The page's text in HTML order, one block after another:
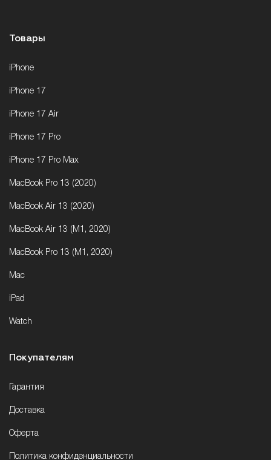
Товары
iPhone
iPhone 17
iPhone 17 Air
iPhone 17 Pro
iPhone 17 Pro Max
MacBook Pro 13 (2020)
MacBook Air 13 (2020)
MacBook Air 13 (M1, 2020)
MacBook Pro 13 (M1, 2020)
Mac
iPad
Watch
Покупателям
Гарантия
Доставка
Оферта
Политика конфиденциальности